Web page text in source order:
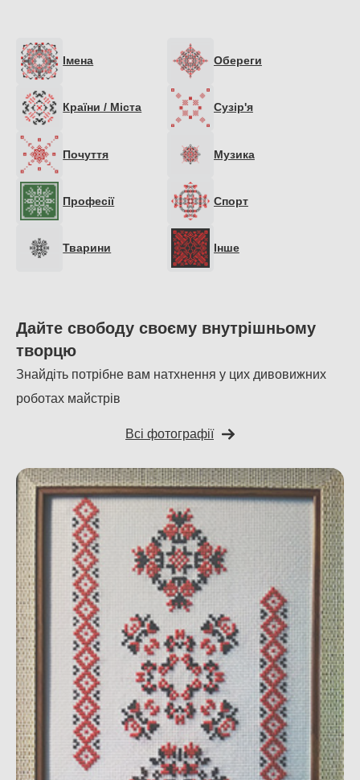
Імена Обереги
Країни / Міста Сузiр'я
Почуття Музика
Професії Спорт
Тварини Інше
Дайте свободу своєму внутрішньому
творцю
Знайдіть потрібне вам натхнення у цих дивовижних
роботах майстрів
Всі фотографії